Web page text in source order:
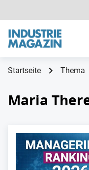
Startseite Thema
Maria